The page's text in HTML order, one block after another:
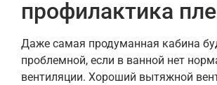
профилактика
Даже самая продуманная кабина
проблемной, если в ванной нет
вентиляции. Хороший вытяжной